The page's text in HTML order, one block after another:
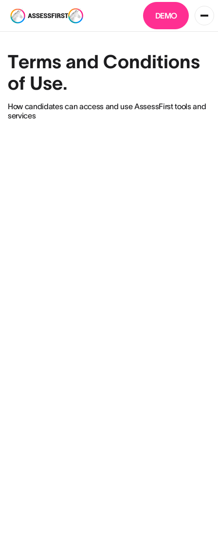
DEMO
Terms and Conditions
of Use.
How candidates can access and use AssessFirst tools and
services